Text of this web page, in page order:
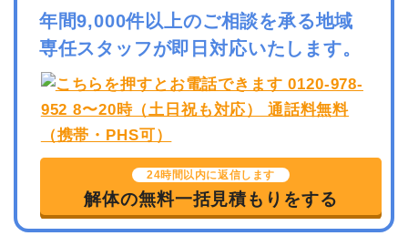
年間9,000件以上のご相談を承る地域
専任スタッフが即日対応いたします。
24時間以内に返信します
解体の無料一括見積もりをする